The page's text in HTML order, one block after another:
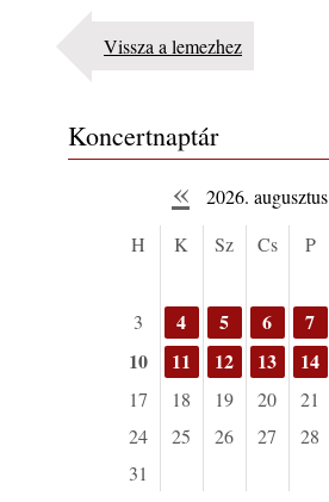
Vissza a lemezhez
Koncertnaptár
« 2026. augusztus
H K Sz Cs P
3
4 5 6 7
10
11 12 13 14
17
18 19 20 21
24
25 26 27 28
31